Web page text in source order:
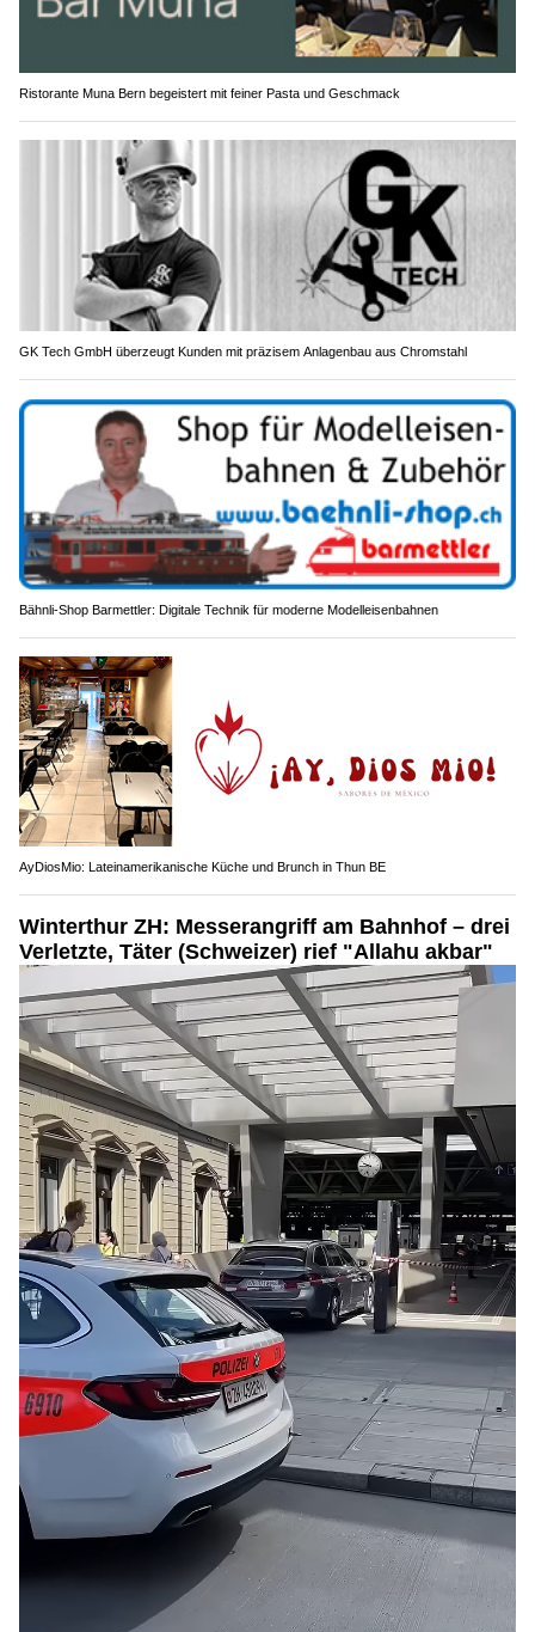
Ristorante Muna Bern begeistert mit feiner Pasta und Geschmack
GK Tech GmbH überzeugt Kunden mit präzisem Anlagenbau aus Chromstahl
Bähnli-Shop Barmettler: Digitale Technik für moderne Modelleisenbahnen
AyDiosMio: Lateinamerikanische Küche und Brunch in Thun BE
Winterthur ZH: Messerangriff am Bahnhof – drei
Verletzte, Täter (Schweizer) rief "Allahu akbar"